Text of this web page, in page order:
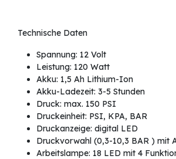
Technische Daten
Spannung: 12 Volt
Leistung: 120 Watt
Akku: 1,5 Ah Lithium-Ion
Akku-Ladezeit: 3-5 Stunden
Druck: max. 150 PSI
Druckeinheit: PSI, KPA, BAR
Druckanzeige: digital LED
Druckvorwahl (0,3-10,3 BAR ) mit
Arbeitslampe: 18 LED mit 4